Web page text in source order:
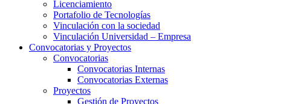
Licenciamiento
Portafolio de Tecnologías
Vinculación con la sociedad
Vinculación Universidad – Empresa
Convocatorias y Proyectos
Convocatorias
Convocatorias Internas
Convocatorias Externas
Proyectos
Gestión de Proyectos